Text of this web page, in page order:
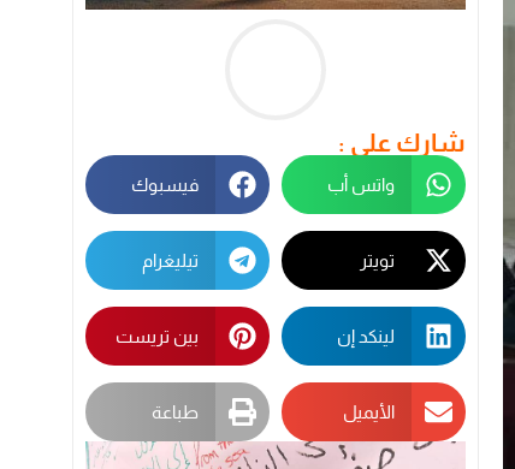
شارك على :
واتس أب فيسبوك
تويتر تيليغرام
لينكد إن بين تريست
الأيميل طباعة